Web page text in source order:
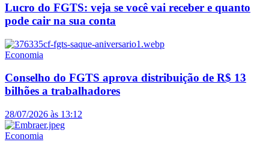
Lucro do FGTS: veja se você vai receber e quanto
pode cair na sua conta
Economia
Conselho do FGTS aprova distribuição de R$ 13
bilhões a trabalhadores
28/07/2026 às 13:12
Economia